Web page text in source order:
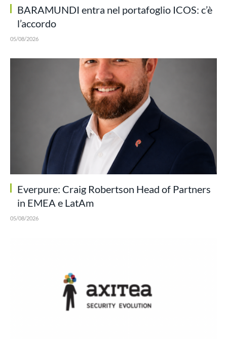
BARAMUNDI entra nel portafoglio ICOS: c’è
l’accordo
05/08/2026
Everpure: Craig Robertson Head of Partners
in EMEA e LatAm
05/08/2026